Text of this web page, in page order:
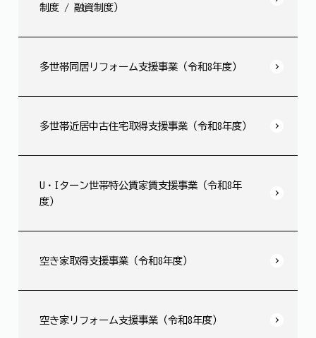
制度 / 融資制度）
多世帯同居リフォーム支援事業（令和8年度）
多世帯近居中古住宅取得支援事業（令和8年度）
U・Iターン世帯特公賃家賃支援事業（令和8年
度）
空き家取得支援事業（令和8年度）
空き家リフォーム支援事業（令和8年度）